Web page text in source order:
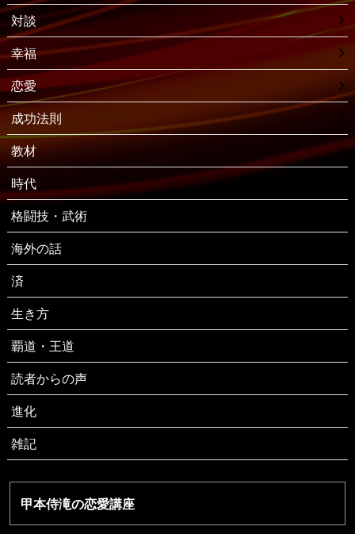
対談
幸福
恋愛
成功法則
教材
時代
格闘技・武術
海外の話
済
生き方
覇道・王道
読者からの声
進化
雑記
甲本侍滝の恋愛講座